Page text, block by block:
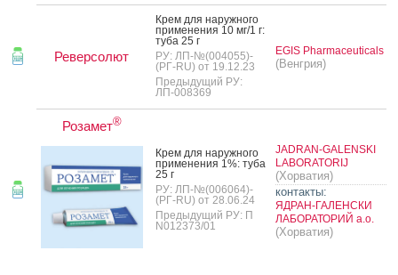
Реверсолют
Крем для на­руж­но­го
при­мене­ния 10 мг/1 г:
ту­ба 25 г
РУ: ЛП-№(004055)-
(РГ-RU) от 19.12.23
Предыдущий РУ:
ЛП-008369
EGIS Pharmaceuticals
(Венгрия)
Розамет®
Крем для на­руж­но­го
при­мене­ния 1%: ту­ба
25 г
РУ: ЛП-№(006064)-
(РГ-RU) от 28.06.24
Предыдущий РУ: П
N012373/01
JADRAN-GALENSKI
LABORATORIJ
(Хорватия)
контакты:
ЯДРАН-ГАЛЕНСКИ
ЛАБОРАТОРИЙ а.о.
(Хорватия)